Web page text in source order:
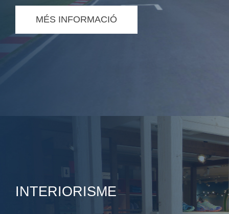
MÉS INFORMACIÓ
INTERIORISME